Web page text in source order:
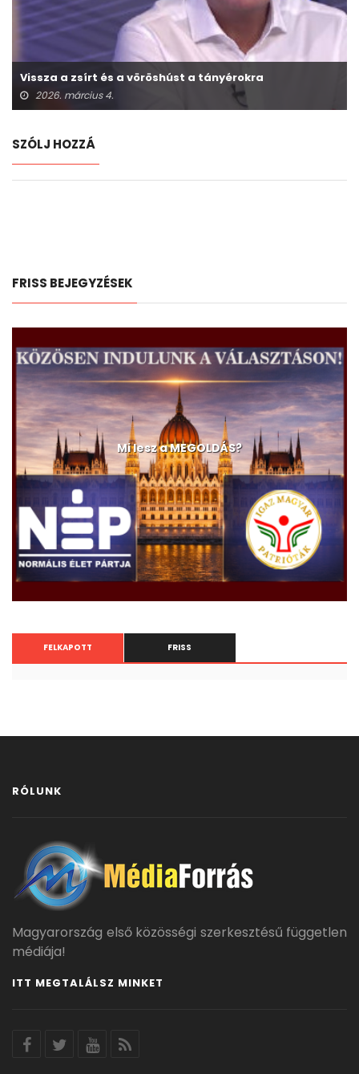
Vissza a zsírt és a vöröshúst a tányérokra
2026. március 4.
SZÓLJ HOZZÁ
FRISS BEJEGYZÉSEK
Mi lesz a MEGOLDÁS?
FELKAPOTT FRISS
RÓLUNK
Magyarország első közösségi szerkesztésű független
médiája!
ITT MEGTALÁLSZ MINKET